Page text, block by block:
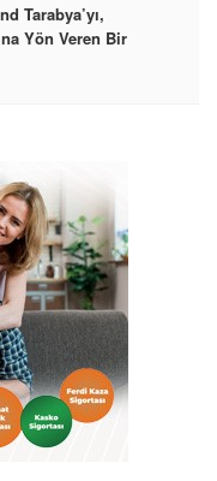
Tarabya’yı,
Yön Veren Bir
Hedefliyorum”